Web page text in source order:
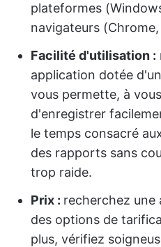
plateformes
navigateurs
Facilité d'utilisation :
application dotée
vous permette, à
d'enregistrer
le temps consacré
des rapports sans
trop raide.
Prix : recherchez une
des options de
plus, vérifiez